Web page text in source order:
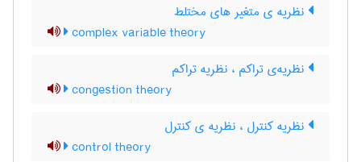
نظریه ی متغیر های مختلط
complex variable theory
نظریه‌ی تراکم ، نظریه تراکم
congestion theory
نظریه کنترل ، نظریه ی کنترل
control theory